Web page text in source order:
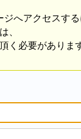
ジへアクセスする
は、
く必要がありま